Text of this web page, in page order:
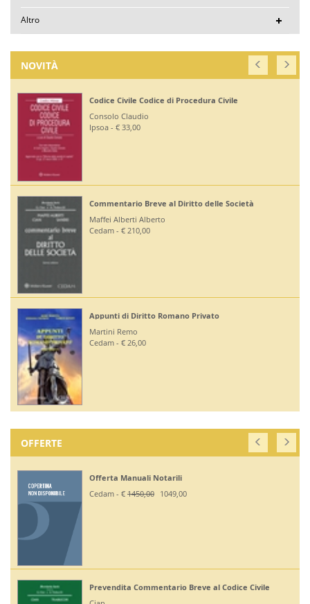
Altro
NOVITÀ
Codice Civile Codice di Procedura Civile
Consolo Claudio
Ipsoa - € 33,00
Commentario Breve al Diritto delle Società
Maffei Alberti Alberto
Cedam - € 210,00
Appunti di Diritto Romano Privato
Martini Remo
Cedam - € 26,00
OFFERTE
Offerta Manuali Notarili
Cedam - €
1450,00 1049,00
Prevendita Commentario Breve al Codice Civile